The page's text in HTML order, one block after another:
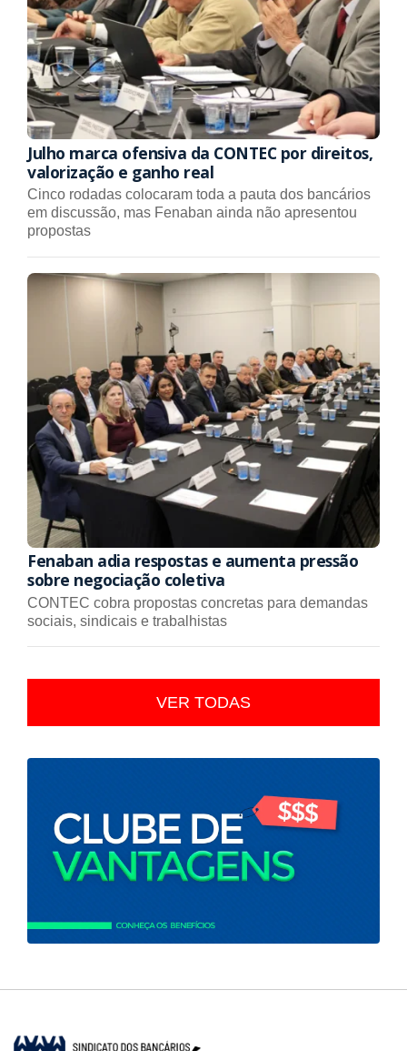
Julho marca ofensiva da CONTEC por direitos,
valorização e ganho real
Cinco rodadas colocaram toda a pauta dos bancários
em discussão, mas Fenaban ainda não apresentou
propostas
Fenaban adia respostas e aumenta pressão
sobre negociação coletiva
CONTEC cobra propostas concretas para demandas
sociais, sindicais e trabalhistas
VER TODAS